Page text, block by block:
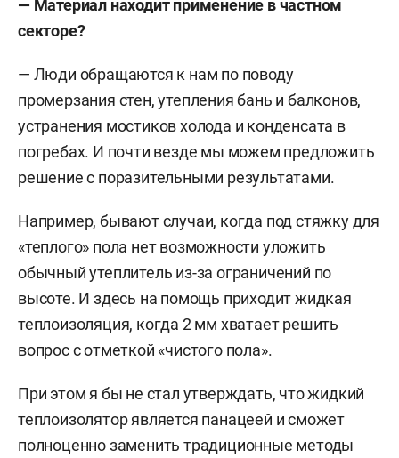
— Материал находитприменение вчастном
секторе?
— Люди обращаются к нам по поводу
промерзания стен, утепления бань и балконов,
устранения мостиков холода и конденсата в
погребах. И почти везде мы можем предложить
решение с поразительными результатами.
Например, бывают случаи, когда под стяжку для
«теплого» пола нет возможности уложить
обычный утеплитель из-за ограничений по
высоте. И здесь на помощь приходит жидкая
теплоизоляция, когда 2 мм хватает решить
вопрос с отметкой «чистого пола».
При этом я бы не стал утверждать, что жидкий
теплоизолятор является панацеей и сможет
полноценно заменить традиционные методы